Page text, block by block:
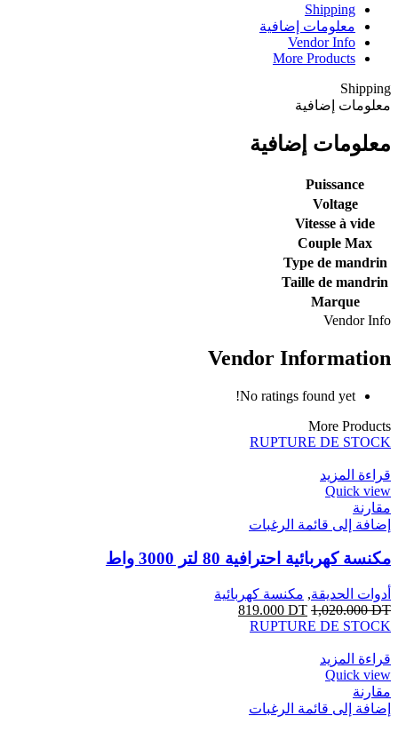
Shipping
معلومات إضافية
Vendor Info
More Products
Shipping
معلومات إضافية
معلومات إضافية
Puissance
Voltage
Vitesse à vide
Couple Max
Type de mandrin
Taille de mandrin
Marque
Vendor Info
Vendor Information
No ratings found yet!
More Products
RUPTURE DE STOCK
قراءة المزيد
Quick view
مقارنة
إضافة إلى قائمة الرغبات
مكنسة كهربائية احترافية 80 لتر 3000 واط
أدوات الحديقة, مكنسة كهربائية
1,020.000DT
819.000 DT
RUPTURE DE STOCK
قراءة المزيد
Quick view
مقارنة
إضافة إلى قائمة الرغبات